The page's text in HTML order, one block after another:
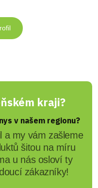
kraji?
v našem regionu?
a my vám zašleme
šitou na míru
u nás osloví ty
zákazníky!